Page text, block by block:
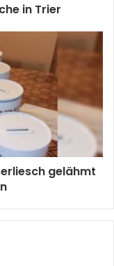
in Trier
gelähmt